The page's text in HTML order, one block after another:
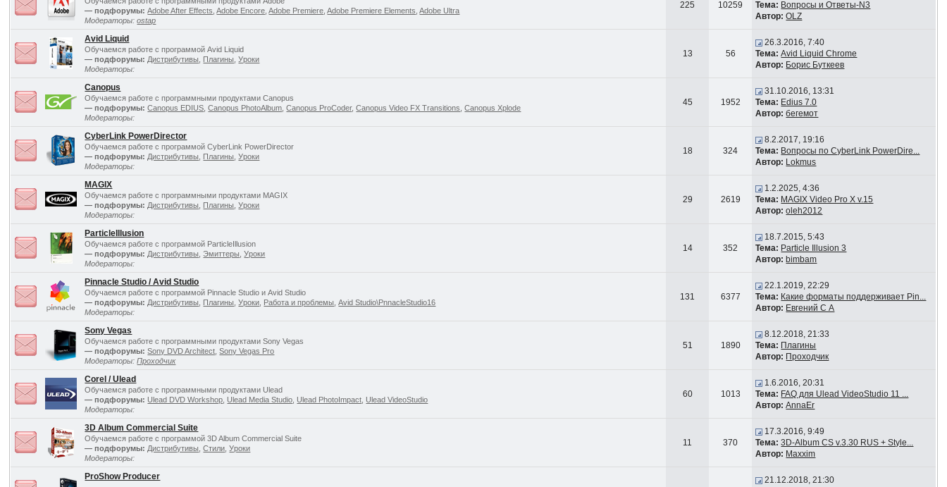
— подфорумы: Adobe After Effects ,Adobe Encore ,Adobe Premiere ,Adobe Premiere Elements ,Adobe Ultra
Модераторы:ostap
225 10259
Тема: Вопросы и Ответы-N3
Автор: OLZ
Avid Liquid
Обучаемся работе с программой Avid Liquid
— подфорумы: Дистрибутивы Плагины ,Уроки
Модераторы:
13 56
26.3.2016, 7:40
Тема: Avid Liquid Chrome
Автор: Борис Буткеев
Canopus
Обучаемся работе с программными продуктами Canopus
— подфорумы: Canopus EDIUS ,Canopus PhotoAlbum ,Canopus ProCoder,Canopus Video FX Transitions ,Canopus Xplode
Модераторы:
45 1952
31.10.2016, 13:31
Тема: Edius 7.0
Автор: бегемот
CyberLink PowerDirector
Обучаемся работе с программой CyberLink PowerDirector
— подфорумы: Дистрибутивы Плагины ,Уроки
Модераторы:
18 324
8.2.2017, 19:16
Тема: Вопросы по CyberLink PowerDire...
Автор: Lokmus
MAGIX
Обучаемся работе с программными продуктами MAGIX
— подфорумы: Дистрибутивы Плагины ,Уроки
Модераторы:
29 2619
1.2.2025, 4:36
Тема: MAGIX Video Pro X v.15
Автор: oleh2012
ParticleIllusion
Обучаемся работе с программой ParticleIllusion
— подфорумы: Дистрибутивы Эмиттеры ,Уроки
Модераторы:
14 352
18.7.2015, 5:43
Тема: Particle Illusion 3
Автор: bimbam
Pinnacle Studio / Avid Studio
Обучаемся работе с программой Pinnacle Studio и Avid Studio
— подфорумы: Дистрибутивы Плагины ,Уроки Работа и проблемы ,Avid Studio\PnnacleStudio16
Модераторы:
131 6377
22.1.2019, 22:29
Тема: Какие форматы поддерживает Pin...
Автор: Евгений С А
Sony Vegas
Обучаемся работе с программными продуктами Sony Vegas
— подфорумы: Sony DVD Architect ,Sony Vegas Pro
Модераторы:Проходчик
51 1890
8.12.2018, 21:33
Тема: Плагины
Автор: Проходчик
Corel / Ulead
Обучаемся работе с программными продуктами Ulead
— подфорумы: Ulead DVD Workshop Ulead Media Studio Ulead PhotoImpact Ulead VideoStudio
Модераторы:
60 1013
1.6.2016, 20:31
Тема: FAQ для Ulead VideoStudio 11 ...
Автор: AnnaEr
3D Album Commercial Suite
Обучаемся работе с программой 3D Album Commercial Suite
— подфорумы: Дистрибутивы ,Стили ,Уроки
Модераторы:
11 370
17.3.2016, 9:49
Тема: 3D-Album CS v.3.30 RUS + Style...
Автор: Maxxim
ProShow Producer
21.12.2018, 21:30